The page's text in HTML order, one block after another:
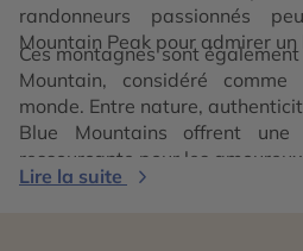
randonneurs passionnés
Mountain Peak pour admirer
Ces montagnes sont
Mountain, considéré
monde. Entre nature,
Blue Mountains offrent une
ressourçante pour les
Lire la suite